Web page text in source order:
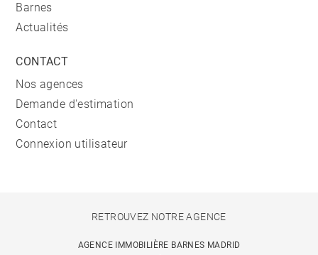
Barnes
Actualités
CONTACT
Nos agences
Demande d'estimation
Contact
Connexion utilisateur
RETROUVEZ NOTRE AGENCE
AGENCE IMMOBILIÈRE BARNES MADRID